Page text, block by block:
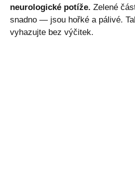
neurologické potíže. Zelené
snadno — jsou hořké a pálivé.
vyhazujte bez výčitek.